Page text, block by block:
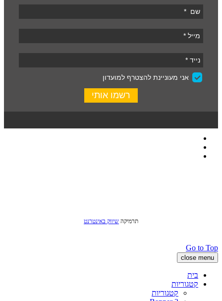
תרמיקה שיווק באינטרנט
Go to Top
close menu
בית
קטגוריות
קטגוריות